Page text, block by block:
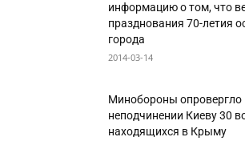
информацию о том, что
празднования 70-летия
города
2014-03-14
Минобороны
неподчинении Киеву 30
находящихся в Крыму